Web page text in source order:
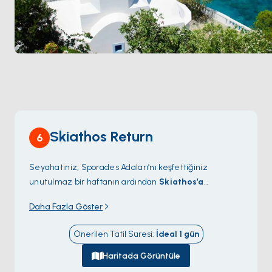
6 Skiathos Return
Seyahatiniz, Sporades Adaları’nı keşfettiğiniz
unutulmaz bir haftanın ardından Skiathos’a
saatini güvertede kahvenizi yudumlayıp
Yunanistan’daki bu büyüleyici serüvenin anılarını
hatırlayarak geçirebilirsiniz. Ege Denizi’nin hafif
esintisi ve adaların güzellikleri zihninizde tazeyken
karaya adım atacak, yenilenmiş, dengelenmiş ve
Daha Fazla Göster
Önerilen Tatil Süresi: İdeal 1 gün
Haritada Görüntüle